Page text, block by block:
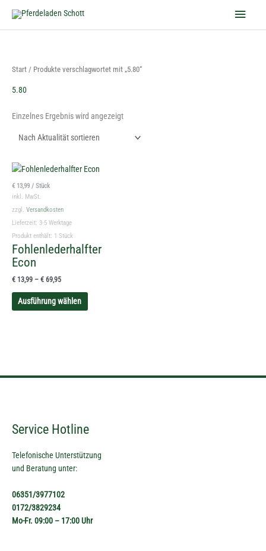
Inhalt
Start / Produkte verschlagwortet mit „5.80“
5.80
Einzelnes Ergebnis wird angezeigt
€ 13,99 / Stück
inkl. MwSt.
zzgl. Versandkosten
Lieferzeit: 3-5 Werktage
Produkt enthält: 1 Stück
Fohlenlederhalfter
Econ
€ 13,99 – € 69,95
Ausführung wählen
Dieses
Die
Produktseite
Service Hotline
Telefonische Unterstützung
und Beratung unter:
06351/3977102
0172/3829234
Mo-Fr. 09:00 – 17:00 Uhr